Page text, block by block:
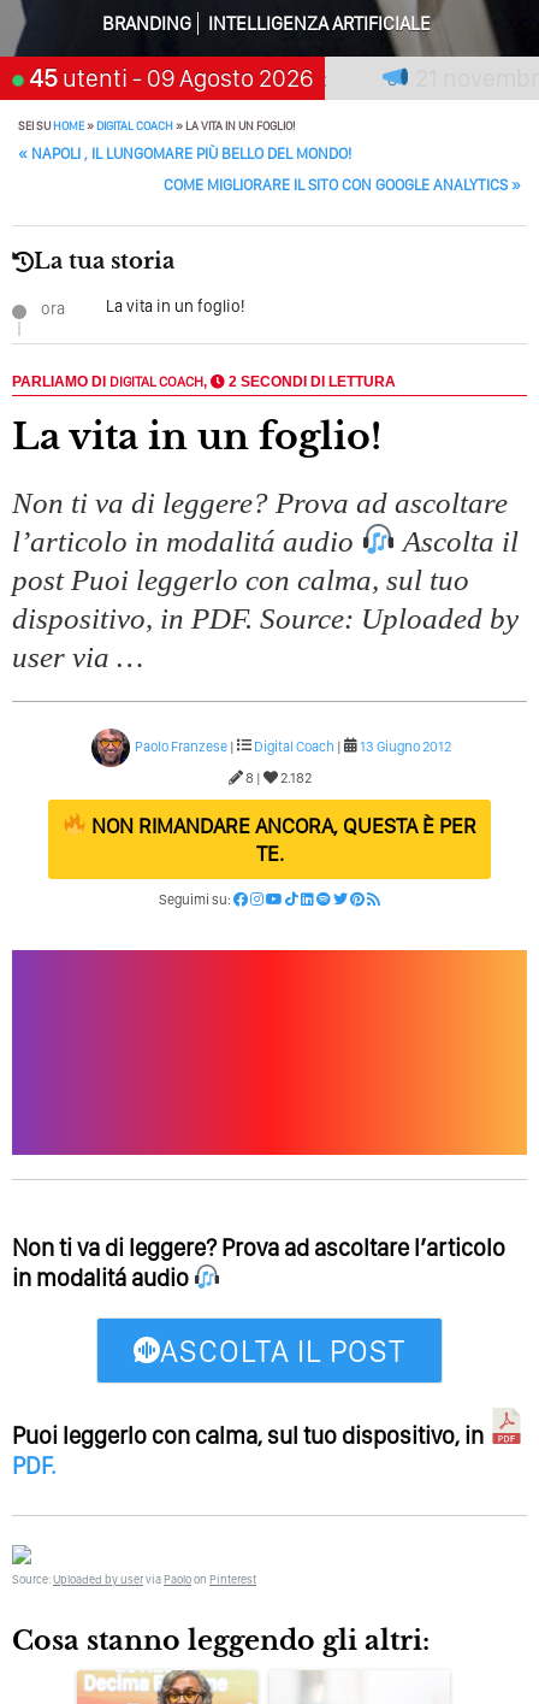
Perché Pubblicare Non Basta Più? Contenuti Di Valore O
Solo Rumore…
Perché Non Guadagni Sui Social Media? Probabilmente
Quali Sono Gli Errori Della Comunicazione Politica? Il
Caso Delle Braccia Incrociate
Come Promuoversi Nel Wedding? Il Mio Intervento Per
L’Accademia Del Wedding
BRANDING
INTELLIGENZA ARTIFICIALE
45 utenti - 09 Agosto 2026
chi aspetta, scegli: 21 novembre
SEI SUHOME»DIGITAL COACH»LA VITA IN UN FOGLIO!
POST NAVIGATION
« NAPOLI , IL LUNGOMARE PIÙ BELLO DEL MONDO!
COME MIGLIORARE IL SITO CON GOOGLE ANALYTICS »
La tua storia
ora La vita in un foglio!
PARLIAMO DI DIGITAL COACH, 2 SECONDI DI LETTURA
La vita in un foglio!
Non ti va di leggere? Prova ad ascoltare
l’articolo in modalitá audio
Ascolta il
post Puoi leggerlo con calma, sul tuo
dispositivo, in PDF. Source: Uploaded by
user via …
Paolo Franzese| Digital Coach |
13 Giugno 2012
8 |
2.182
NON RIMANDARE ANCORA, QUESTA È PER
TE.
Seguimi su:
Non ti va di leggere? Prova ad ascoltare l’articolo
in modalitá audio
ASCOLTA IL POST
Puoi leggerlo con calma, sul tuo dispositivo, in
PDF.
Source:Uploaded by uservia Paoloon Pinterest
Cosa stanno leggendo gli altri: